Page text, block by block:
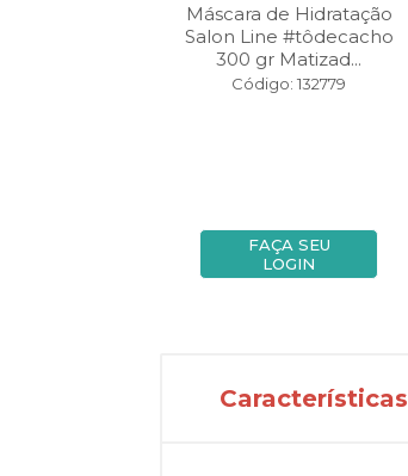
Máscara de Hidratação
Salon Line #tôdecacho
300 gr Matizad...
Código: 132779
FAÇA SEU
LOGIN
Características